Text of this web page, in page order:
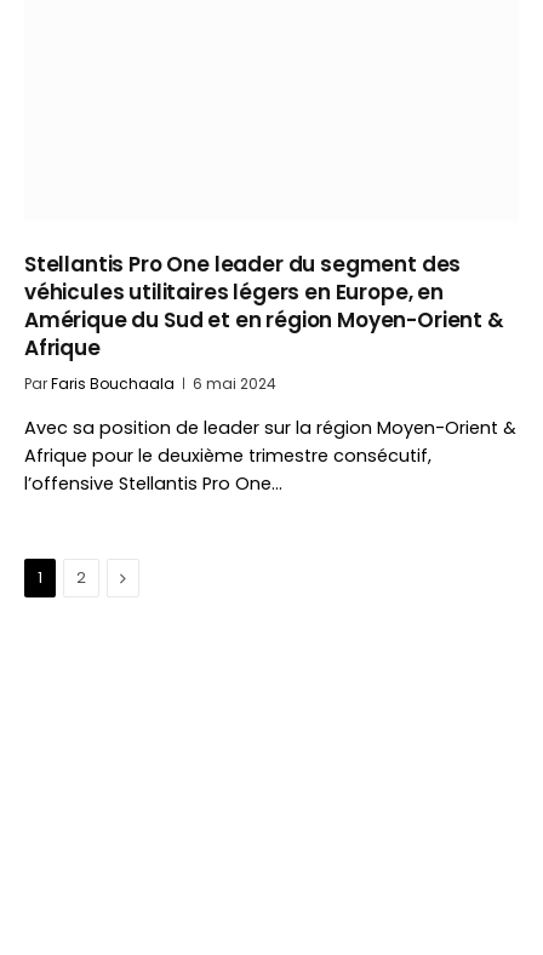
Stellantis Pro One leader du segment des
véhicules utilitaires légers en Europe, en
Amérique du Sud et en région Moyen-Orient &
Afrique
ParFaris Bouchaala 6 mai 2024
Avec sa position de leader sur la région Moyen-Orient &
Afrique pour le deuxième trimestre consécutif,
l’offensive Stellantis Pro One…
1 2 Suivant